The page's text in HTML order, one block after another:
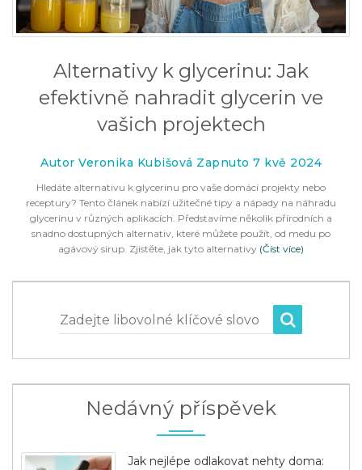
Alternativy k glycerinu: Jak
efektivně nahradit glycerin ve
vašich projektech
Autor Veronika Kubišová Zapnuto 7 kvě 2024
Hledáte alternativu k glycerinu pro vaše domácí projekty nebo
receptury? Tento článek nabízí užitečné tipy a nápady na náhradu
glycerinu v různých aplikacích. Představíme několik přírodních a
snadno dostupných alternativ, které můžete použít, od medu po
agávový sirup. Zjistěte, jak tyto alternativy (Číst více)
Zadejte libovolné klíčové slovo
Nedávný příspěvek
Jak nejlépe odlakovat nehty doma: